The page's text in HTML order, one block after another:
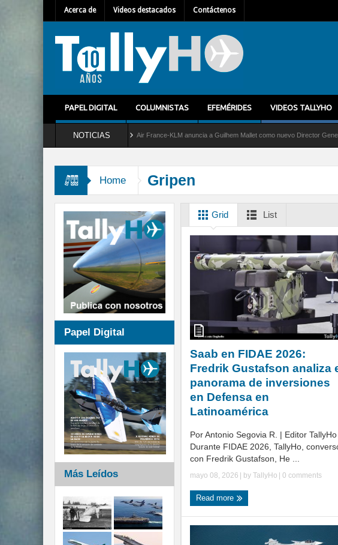
Acerca de Videos destacados Contáctenos
PAPEL DIGITAL COLUMNISTAS EFEMÉRIDES VIDEOS TALLYHO
NOTICIAS
Air France-KLM anuncia a Guilhem Mallet como nuevo Director General para América
Home Gripen
Grid List
Saab en FIDAE 2026:
Fredrik Gustafson analiza
panorama de inversiones
en Defensa en
Latinoamérica
Por Antonio Segovia R. | Editor TallyHo
Durante FIDAE 2026, TallyHo,
con Fredrik Gustafson, He ...
mayo 08, 2026 | by TallyHo 0 comments
Read more
Papel Digital
Más Leídos